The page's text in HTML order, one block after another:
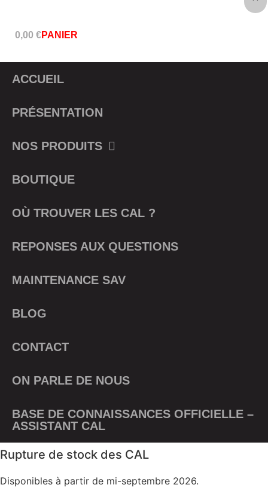
0,00 €PANIER
ACCUEIL
PRÉSENTATION
NOS PRODUITS
BOUTIQUE
OÙ TROUVER LES CAL ?
REPONSES AUX QUESTIONS
MAINTENANCE SAV
BLOG
CONTACT
ON PARLE DE NOUS
BASE DE CONNAISSANCES OFFICIELLE –
ASSISTANT CAL
Rupture de stock des CAL
Disponibles à partir de mi-septembre 2026.